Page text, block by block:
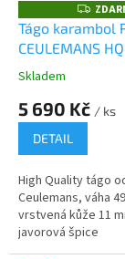
Z
D
A
R
Tágo karambol
CEULEMANS
Skladem
5 690 Kč / ks
DETAIL
High Quality tágo
Ceulemans, váha
vrstvená kůže 11
javorová špice